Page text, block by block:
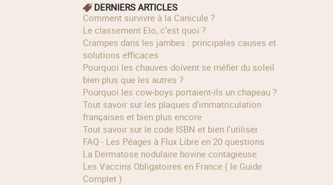
DERNIERS ARTICLES
Comment survivre à la Canicule ?
Le classement Elo, c’est quoi ?
Crampes dans les jambes : principales causes et
solutions efficaces
Pourquoi les chauves doivent se méfier du soleil
bien plus que les autres ?
Pourquoi les cow‑boys portaient‑ils un chapeau ?
Tout savoir sur les plaques d'immatriculation
françaises et bien plus encore
Tout savoir sur le code ISBN et bien l'utiliser
FAQ - Les Péages à Flux Libre en 20 questions
La Dermatose nodulaire bovine contagieuse
Les Vaccins Obligatoires en France ( le Guide
Complet )